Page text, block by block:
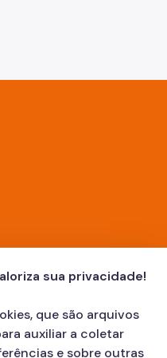
São Paulo
Paulode São Paulo
de São Paulo
Oficial
sua privacidade!
que são arquivos
auxiliar a coletar
e sobre outras